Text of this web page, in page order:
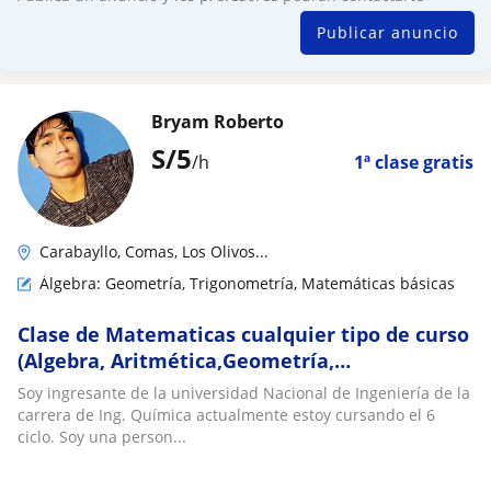
Publicar anuncio
S/5/h 1ª clase gratis
Bryam Roberto
Carabayllo, Comas, Los Olivos...
Álgebra: Geometría, Trigonometría, Matemáticas básicas
Clase de Matematicas cualquier tipo de curso
(Algebra, Aritmética,Geometría,
Trigonometría y Quimica) hasta nivel
preuniversitario
Soy ingresante de la universidad Nacional de Ingeniería de la
carrera de Ing. Química actualmente estoy cursando el 6
ciclo. Soy una person...